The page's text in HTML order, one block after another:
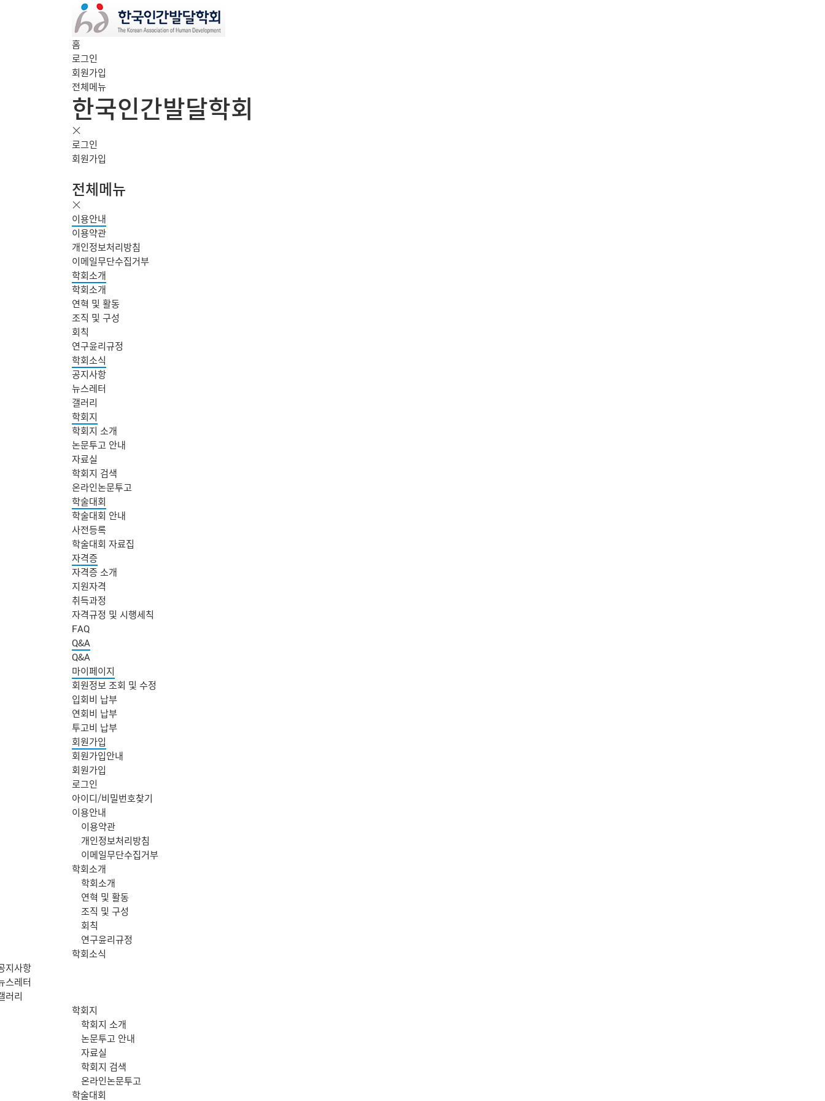
홈
로그인
회원가입
전체메뉴
한국인간발달학회
로그인
회원가입
전체메뉴
이용안내
이용약관
개인정보처리방침
이메일무단수집거부
학회소개
학회소개
연혁 및 활동
조직 및 구성
회칙
연구윤리규정
학회소식
공지사항
뉴스레터
갤러리
학회지
학회지 소개
논문투고 안내
자료실
학회지 검색
온라인논문투고
학술대회
학술대회 안내
사전등록
학술대회 자료집
자격증
자격증 소개
지원자격
취득과정
자격규정 및 시행세칙
FAQ
Q&A
Q&A
마이페이지
회원정보 조회 및 수정
입회비 납부
연회비 납부
투고비 납부
회원가입
회원가입안내
회원가입
로그인
아이디/비밀번호찾기
이용안내
이용약관
개인정보처리방침
이메일무단수집거부
학회소개
학회소개
연혁 및 활동
조직 및 구성
회칙
연구윤리규정
학회소식
지사항
스레터
러리
학회지
학회지 소개
논문투고 안내
자료실
학회지 검색
온라인논문투고
학술대회